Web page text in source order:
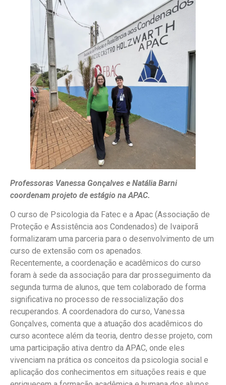
Professoras Vanessa Gonçalves e Natália Barni
coordenam projeto de estágio na APAC.
O curso de Psicologia da Fatec e a Apac (Associação de
Proteção e Assistência aos Condenados) de Ivaiporã
formalizaram uma parceria para o desenvolvimento de um
curso de extensão com os apenados.
Recentemente, a coordenação e acadêmicos do curso
foram à sede da associação para dar prosseguimento da
segunda turma de alunos, que tem colaborado de forma
significativa no processo de ressocialização dos
recuperandos. A coordenadora do curso, Vanessa
Gonçalves, comenta que a atuação dos acadêmicos do
curso acontece além da teoria, dentro desse projeto, com
uma participação ativa dentro da APAC, onde eles
vivenciam na prática os conceitos da psicologia social e
aplicação dos conhecimentos em situações reais e que